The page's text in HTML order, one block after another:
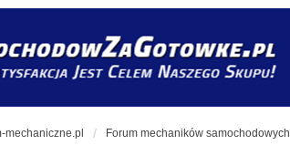
mechaniczne.pl Forum mechaników samochodowych